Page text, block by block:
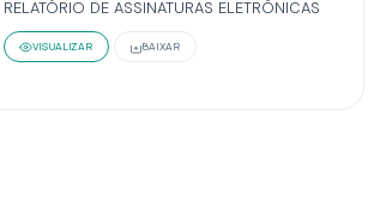
RELATÓRIO DE ASSINATURAS ELETRÔNICAS
VISUALIZAR BAIXAR